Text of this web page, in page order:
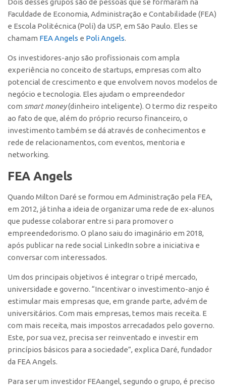
INCTs
PRPI/USP
InovaUSP
Eventos
Agenda AUSPIN
Fala Inovação
Premiações
Edição 2021
Edição 2019
Edição 2017
Propriedade Intelectual
Formas de Proteção
Patentes
Softwares
Cultivares
Desenho Industrial
Buscar Anterioridade
Como solicitar
Dois desses grupos são de pessoas que se formaram na
Faculdade de Economia, Administração e Contabilidade (FEA)
e Escola Politécnica (Poli) da USP, em São Paulo. Eles se
chamam FEA Angels e Poli Angels.
Os investidores-anjo são profissionais com ampla
experiência no conceito de startups, empresas com alto
potencial de crescimento e que envolvem novos modelos de
negócio e tecnologia. Eles ajudam o empreendedor
com smart money(dinheiro inteligente). O termo diz respeito
ao fato de que, além do próprio recurso financeiro, o
investimento também se dá através de conhecimentos e
rede de relacionamentos, com eventos, mentoria e
networking.
FEA Angels
Quando Milton Daré se formou em Administração pela FEA,
em 2012, já tinha a ideia de organizar uma rede de ex-alunos
que pudesse colaborar entre si para promover o
empreendedorismo. O plano saiu do imaginário em 2018,
após publicar na rede social LinkedIn sobre a iniciativa e
conversar com interessados.
Um dos principais objetivos é integrar o tripé mercado,
universidade e governo. “Incentivar o investimento-anjo é
estimular mais empresas que, em grande parte, advém de
universitários. Com mais empresas, temos mais receita. E
com mais receita, mais impostos arrecadados pelo governo.
Este, por sua vez, precisa ser reinventado e investir em
princípios básicos para a sociedade”, explica Daré, fundador
da FEA Angels.
Para ser um investidor FEAangel, segundo o grupo, é preciso